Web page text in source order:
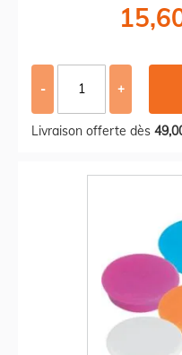
- +
Livraison offerte dès